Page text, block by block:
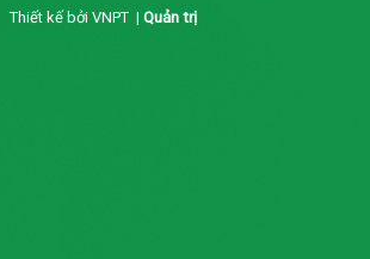
Thiết kế bởi VNPT | Quản trị